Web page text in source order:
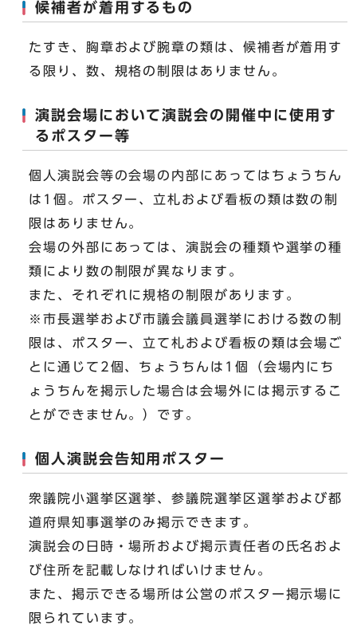
候補者が着用するもの
たすき、胸章および腕章の類は、候補者が着用す
る限り、数、規格の制限はありません。
演説会場において演説会の開催中に使用す
るポスター等
個人演説会等の会場の内部にあってはちょうちん
は1個。ポスター、立札および看板の類は数の制
限はありません。
会場の外部にあっては、演説会の種類や選挙の種
類により数の制限が異なります。
また、それぞれに規格の制限があります。
※市長選挙および市議会議員選挙における数の制
限は、ポスター、立て札および看板の類は会場ご
とに通じて2個、ちょうちんは1個（会場内にち
ょうちんを掲示した場合は会場外には掲示するこ
とができません。）です。
個人演説会告知用ポスター
衆議院小選挙区選挙、参議院選挙区選挙および都
道府県知事選挙のみ掲示できます。
演説会の日時・場所および掲示責任者の氏名およ
び住所を記載しなければいけません。
また、掲示できる場所は公営のポスター掲示場に
限られています。